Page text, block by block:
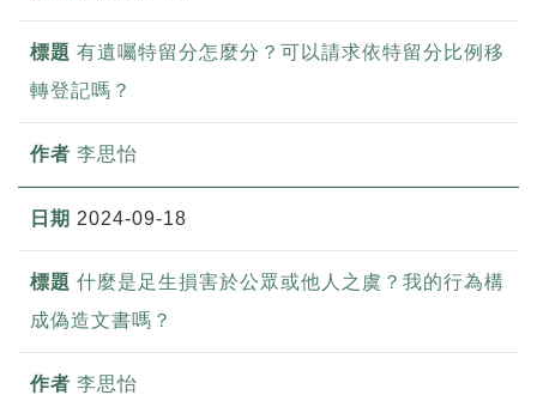
有遺囑特留分怎麼分？可以請求依特留分比例移
轉登記嗎？
李思怡
2024-09-18
什麼是足生損害於公眾或他人之虞？我的行為構
成偽造文書嗎？
李思怡